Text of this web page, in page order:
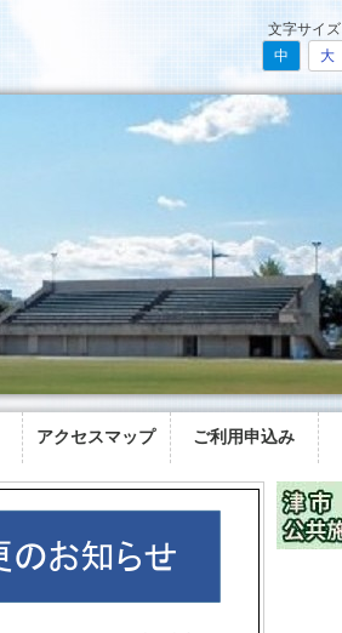
文字サイズ
中
大
アクセスマップ ご利用申込み